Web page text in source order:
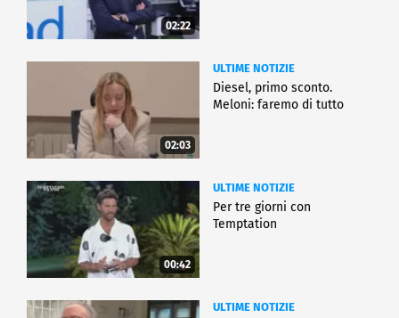
02:22
02:03
ULTIME NOTIZIE
Diesel, primo sconto.
Meloni: faremo di tutto
00:42
ULTIME NOTIZIE
Per tre giorni con
Temptation
ULTIME NOTIZIE